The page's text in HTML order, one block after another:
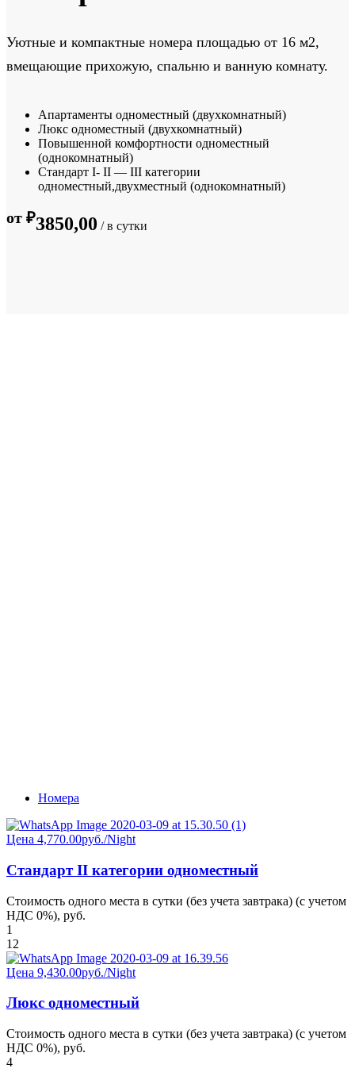
Уютные и компактные номера площадью от 16 м2,
вмещающие прихожую, спальню и ванную комнату.
Апартаменты одноместный (двухкомнатный)
Люкс одноместный (двухкомнатный)
Повышенной комфортности одноместный
(однокомнатный)
Стандарт I- II — III категории
одноместный,двухместный (однокомнатный)
от ₽3850,00 / в сутки
Номера
Цена 4,770.00руб./Night
Стандарт II категории одноместный
Стоимость одного места в сутки (без учета завтрака) (с учетом
НДС 0%), руб.
1
12
Цена 9,430.00руб./Night
Люкс одноместный
Стоимость одного места в сутки (без учета завтрака) (с учетом
НДС 0%), руб.
4